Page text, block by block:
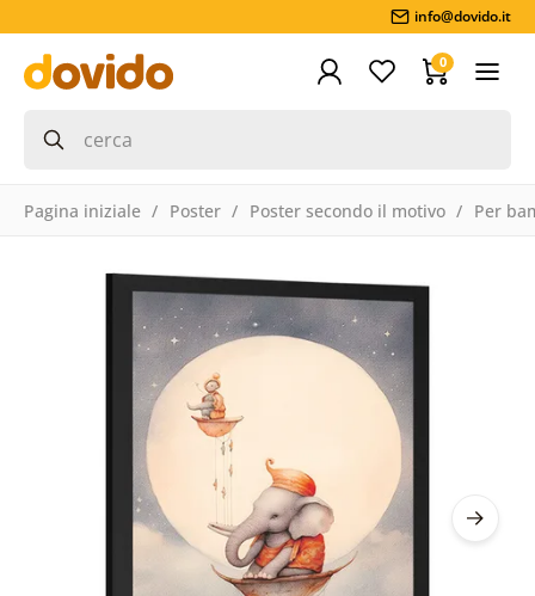
info@dovido.it
0
Pagina iniziale Poster Poster secondo il motivo Per